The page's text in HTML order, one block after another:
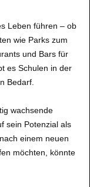
Leben führen – ob
wie Parks zum
und Bars für
es Schulen in der
Bedarf.
wachsende
sein Potenzial als
einem neuen
möchten, könnte